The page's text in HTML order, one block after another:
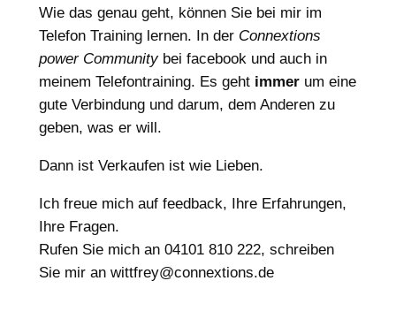
Wie das genau geht, können Sie bei mir im
Telefon Training lernen. In der Connextions
power Communitybei facebook und auch in
meinem Telefontraining. Es gehtimmerum eine
gute Verbindung und darum, dem Anderen zu
geben, was er will.
Dann ist Verkaufen ist wie Lieben.
Ich freue mich auf feedback, Ihre Erfahrungen,
Ihre Fragen.
Rufen Sie mich an 04101 810 222, schreiben
Sie mir an wittfrey@connextions.de